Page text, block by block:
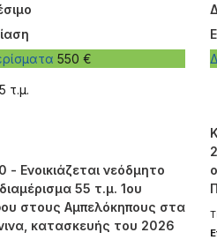
550 €
τ.μ.
- Ενοικιάζεται νεόδμητο
55 τ.μ. 1ου
στους Αμπελόκηπους στα
κατασκευής του 2026